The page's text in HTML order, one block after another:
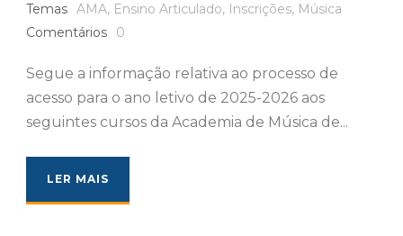
Temas AMA, Ensino Articulado, Inscrições, Música
Comentários
0
Segue a informação relativa ao processo de
acesso para o ano letivo de 2025-2026 aos
seguintes cursos da Academia de Música de...
LER MAIS